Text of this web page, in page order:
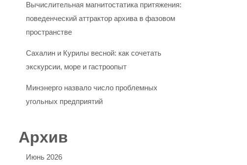
Вычислительная магнитостатика притяжения:
поведенческий аттрактор архива в фазовом
пространстве
Сахалин и Курилы весной: как сочетать
экскурсии, море и гастроопыт
Минэнерго назвало число проблемных
угольных предприятий
Архив
Июнь 2026